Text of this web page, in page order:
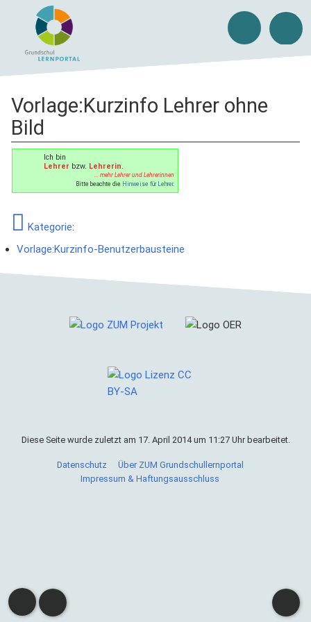
Vorlage:Kurzinfo Lehrer ohne
Bild
Ich bin
Lehrer bzw. Lehrerin.
... mehr Lehrer und Lehrerinnen
Bitte beachte die Hinweise für Lehrer.
Kategorie:
Vorlage:Kurzinfo-Benutzerbausteine
Diese Seite wurde zuletzt am 17. April 2014 um 11:27 Uhr bearbeitet.
Datenschutz
Über ZUM Grundschullernportal
Impressum & Haftungsausschluss